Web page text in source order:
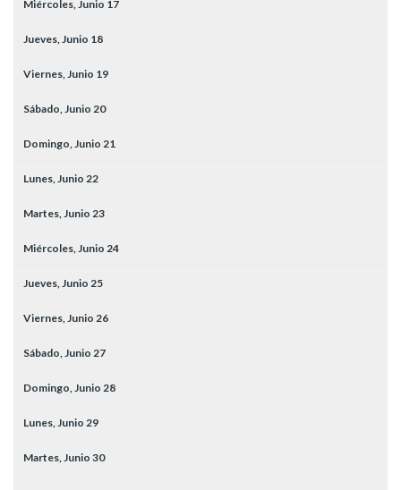
Miércoles,Junio 17
Jueves,Junio 18
Viernes,Junio 19
Sábado,Junio 20
Domingo,Junio 21
Lunes,Junio 22
Martes,Junio 23
Miércoles,Junio 24
Jueves,Junio 25
Viernes,Junio 26
Sábado,Junio 27
Domingo,Junio 28
Lunes,Junio 29
Martes,Junio 30